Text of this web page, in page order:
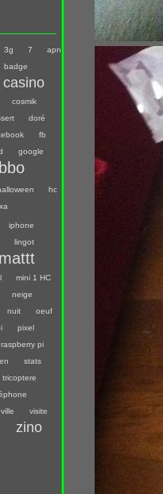
3g 7
apn
badge
casino
cosmik
doré
fb
google
hc
iphone
lingot
mattt
mini 1 HC
neige
nuit
oeuf
pixel
raspberry pi
stats
tricoptere
ville visite
zino